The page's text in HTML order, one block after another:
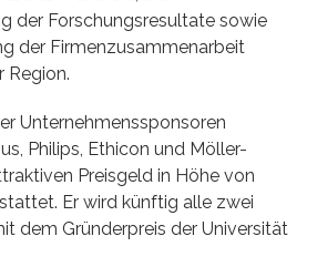
der Forschungsresultate sowie
der Firmenzusammenarbeit
Region.
Unternehmenssponsoren
Philips, Ethicon und Möller-
Preisgeld in Höhe von
Er wird künftig alle zwei
dem Gründerpreis der Universität